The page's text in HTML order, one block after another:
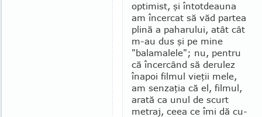
optimist, şi întotdeauna
am încercat să văd partea
plină a paharului, atât cât
m-au dus şi pe mine
"balamalele"; nu, pentru
că încercând să deru­lez
înapoi filmul vieţii mele,
am senzaţia că el, fil­mul,
arată ca unul de scurt
metraj, ceea ce îmi dă cu­